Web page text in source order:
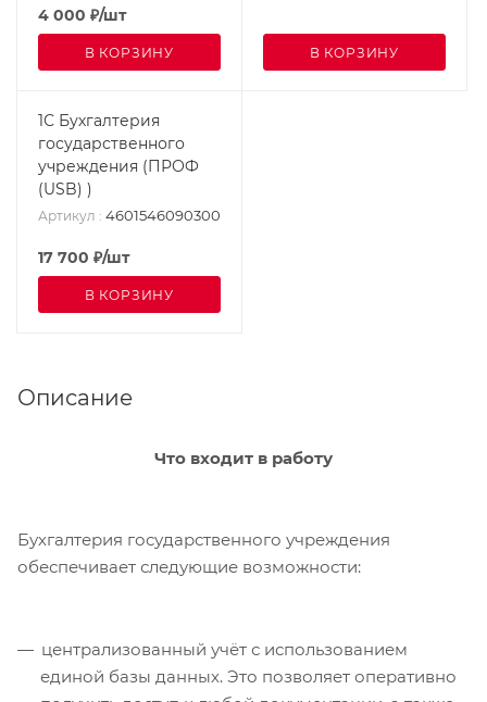
4 000 ₽/шт
В КОРЗИНУ В КОРЗИНУ
1С Бухгалтерия
государственного
учреждения (ПРОФ
(USB) )
Артикул : 4601546090300
17 700 ₽/шт
В КОРЗИНУ
Описание
Что входит в работу
Бухгалтерия государственного учреждения
обеспечивает следующие возможности:
централизованный учёт с использованием
единой базы данных. Это позволяет оперативно